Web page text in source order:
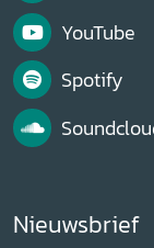
YouTube
Spotify
Nieuwsbrief